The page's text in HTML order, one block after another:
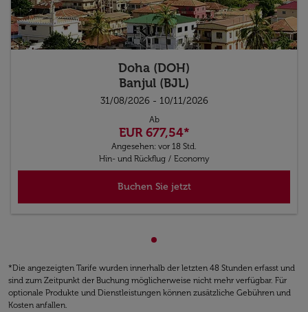
Doha (DOH)
Banjul (BJL)
31/08/2026 - 10/11/2026
Ab
EUR 677,54*
Angesehen: vor 18 Std.
Hin- und Rückflug / Economy
Buchen Sie jetzt
zeigt cmp-pagination-
*Die angezeigten Tarife wurden innerhalb der letzten 48 Stunden erfasst und
sind zum Zeitpunkt der Buchung möglicherweise nicht mehr verfügbar. Für
optionale Produkte und Dienstleistungen können zusätzliche Gebühren und
Kosten anfallen.